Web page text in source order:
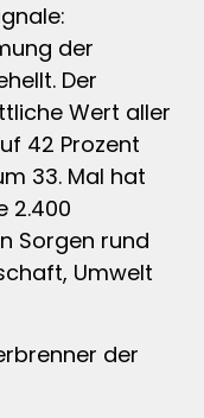
der
Der
Wert aller
42 Prozent
33. Mal hat
2.400
Sorgen rund
Umwelt
der